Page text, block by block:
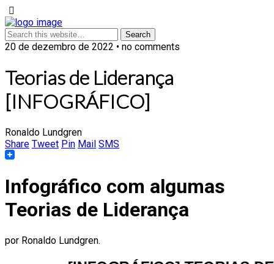
20 de dezembro de 2022 • no comments
Teorias de Liderança
[INFOGRÁFICO]
Ronaldo Lundgren
Share Tweet Pin Mail SMS
Infográfico com algumas
Teorias de Liderança
por Ronaldo Lundgren.